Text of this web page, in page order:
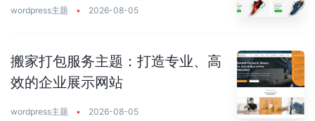
wordpress主题 • 2026-08-05
搬家打包服务主题：打造专业、高
效的企业展示网站
wordpress主题 • 2026-08-05